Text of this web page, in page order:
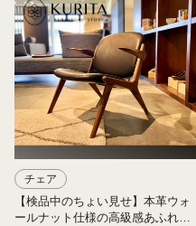
チェア
【検品中のちょい見せ】本革ウォ
ールナット仕様の高級感あふれる